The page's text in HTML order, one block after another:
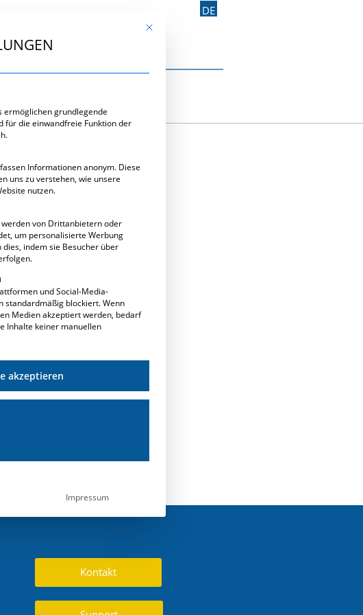
DE
Kontakt
Mit diesem Button wird der Dialog geschlossen. Seine
Service-Gruppen, für die eine Einwilligung erteilt werden kann.
ermöglichen grundlegende
für die einwandfreie Funktion der
Informationen anonym. Diese
uns zu verstehen, wie unsere
nutzen.
von Drittanbietern oder
um personalisierte Werbung
dies, indem sie Besucher über
und Social-Media-
standardmäßig blockiert. Wenn
Medien akzeptiert werden, bedarf
Inhalte keiner manuellen
akzeptieren
Impressum